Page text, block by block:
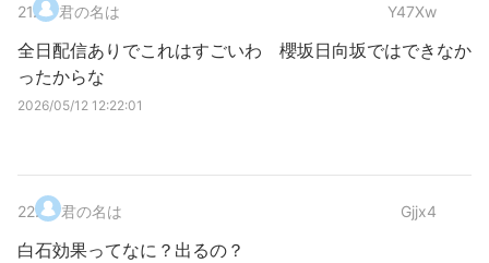
21. 君の名は Y47Xw
全日配信ありでこれはすごいわ 櫻坂日向坂ではできなか
ったからな
2026/05/12 12:22:01
22. 君の名は Gjjx4
白石効果ってなに？出るの？